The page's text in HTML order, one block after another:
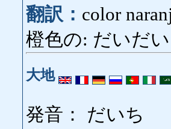
翻訳： color
橙色の: だいだ
大地
発音： だいち